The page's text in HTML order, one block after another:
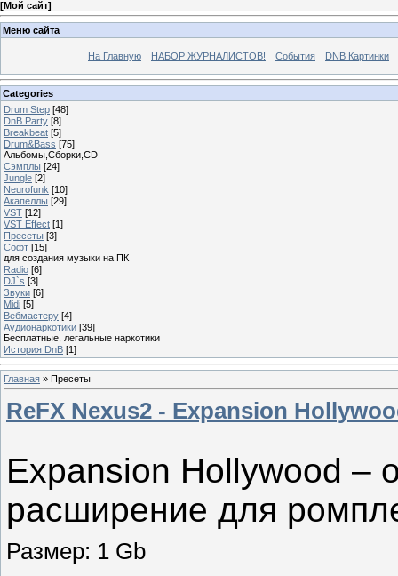
[Мой сайт]
Меню сайта
На Главную НАБОР ЖУРНАЛИСТОВ! События DNB Картинки
Categories
Drum Step [48]
DnB Party [8]
Breakbeat [5]
Drum&Bass [75]
Альбомы,Сборки,CD
Сэмплы [24]
Jungle [2]
Neurofunk [10]
Акапеллы [29]
VST [12]
VST Effect [1]
Пресеты [3]
Софт [15]
для создания музыки на ПК
Radio [6]
DJ`s [3]
Звуки [6]
Midi [5]
Вебмастеру [4]
Аудионаркотики [39]
Бесплатные, легальные наркотики
История DnB [1]
Главная » Пресеты
ReFX Nexus2 - Expansion
Expansion Hollywood –
расширение для
Размер: 1 Gb